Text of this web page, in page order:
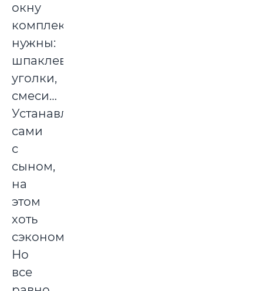
окну
комплектующие
нужны:
шпаклевки,
уголки,
смеси…
Устанавливали
сами
с
сыном,
на
этом
хоть
сэкономили.
Но
все